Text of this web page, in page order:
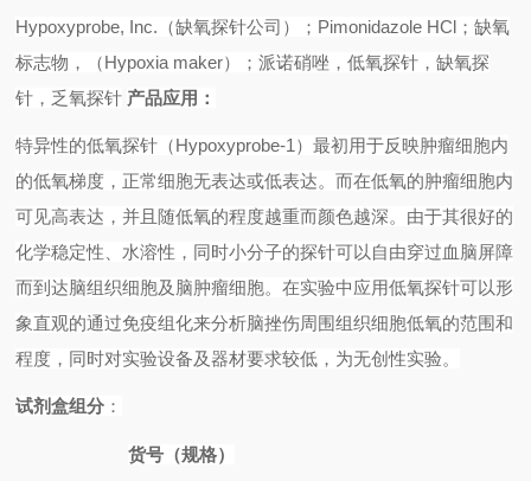
Hypoxyprobe, Inc. （缺氧探针公司）； Pimonidazole HCl ；缺氧
标志物，（Hypoxia maker）；派诺硝唑，低氧探针，缺氧探
针，乏氧探针 产品应用：
特异性的低氧探针（Hypoxyprobe-1 ）最初用于反映肿瘤细胞内
的低氧梯度，正常细胞无表达或低表达。而在低氧的肿瘤细胞内
可见高表达，并且随低氧的程度越重而颜色越深。由于其很好的
化学稳定性、水溶性，同时小分子的探针可以自由穿过血脑屏障
而到达脑组织细胞及脑肿瘤细胞。在实验中应用低氧探针可以形
象直观的通过免疫组化来分析脑挫伤周围组织细胞低氧的范围和
程度，同时对实验设备及器材要求较低，为无创性实验。
试剂盒组分 ：
货号（规格）